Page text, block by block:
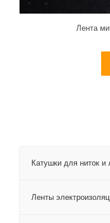
Лента
Катушки для ниток и
Ленты